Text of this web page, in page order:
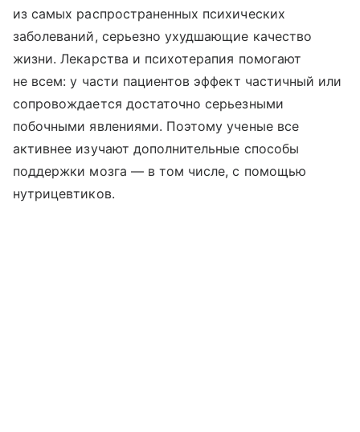
из самых распространенных психических
заболеваний, серьезно ухудшающие качество
жизни. Лекарства и психотерапия помогают
не всем: у части пациентов эффект частичный или
сопровождается достаточно серьезными
побочными явлениями. Поэтому ученые все
активнее изучают дополнительные способы
поддержки мозга — в том числе, с помощью
нутрицевтиков.